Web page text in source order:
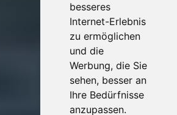
besseres
Internet-Erlebnis
zu ermöglichen
und die
Werbung, die Sie
sehen, besser an
Ihre Bedürfnisse
anzupassen.